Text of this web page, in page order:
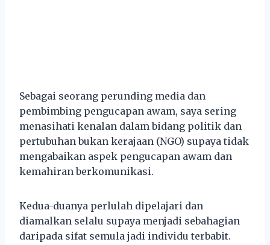
Sebagai seorang perunding media dan
pembimbing pengucapan awam, saya sering
menasihati kenalan dalam bidang politik dan
pertubuhan bukan kerajaan (NGO) supaya tidak
mengabaikan aspek pengucapan awam dan
kemahiran berkomunikasi.
Kedua-duanya perlulah dipelajari dan
diamalkan selalu supaya menjadi sebahagian
daripada sifat semula jadi individu terbabit.